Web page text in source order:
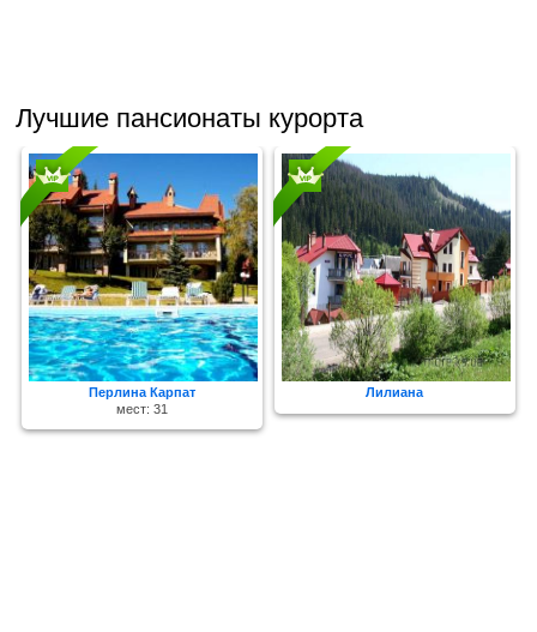
Лучшие пансионаты курорта
Перлина Карпат
мест: 31
Лилиана